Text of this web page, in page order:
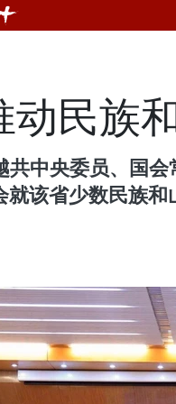
动民族
共中央委员、国
就该省少数民族